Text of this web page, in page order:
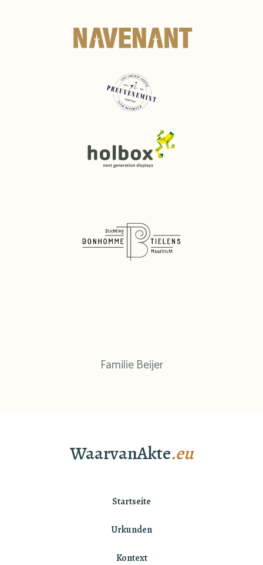
Familie Beijer
WaarvanAkte.eu
Startseite
Urkunden
Kontext